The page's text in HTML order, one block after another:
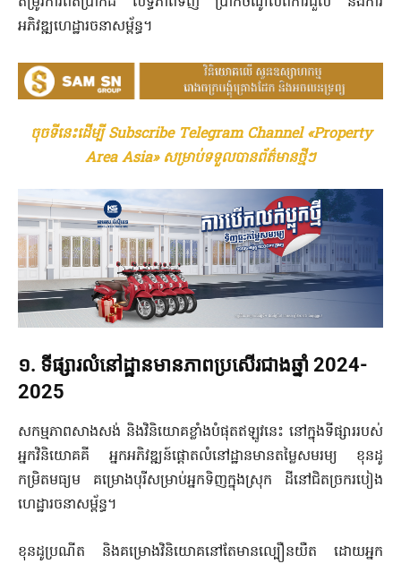
អភិវឌ្ឍហេដ្ឋារចនាសម្ព័ន្ធ។
ចុចទីនេះដើម្បី Subscribe Telegram Channel «Property
Area Asia» សម្រាប់ទទួលបានព័ត៌មានថ្មីៗ
១. ទីផ្សារលំនៅដ្ឋានមានភាពប្រសើរជាងឆ្នាំ 2024-
2025
សកម្មភាពសាងសង់ និងវិនិយោគខ្លាំងបំផុតឥឡូវនេះ នៅក្នុងទីផ្សាររបស់
អ្នកវិនិយោគគី អ្នកអភិវឌ្ឍន៍ផ្តោតលំនៅដ្ឋានមានតម្លៃសមរម្យ ខុនដូ
កម្រិតមធ្យម គម្រោងបុរីសម្រាប់អ្នកទិញក្នុងស្រុក ដីនៅជិតច្រករបៀង
ហេដ្ឋារចនាសម្ព័ន្ធ។
ខុនដូប្រណីត និងគម្រោងវិនិយោគនៅតែមានល្បឿនយឺត ដោយអ្នក